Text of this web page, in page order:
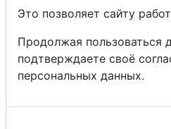
Это позволяет сайту
Продолжая пользоваться
подтверждаете своё
персональных данных.